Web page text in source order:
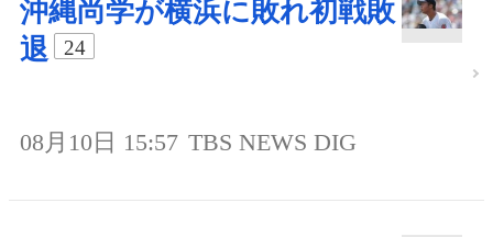
沖縄尚学が横浜に敗れ初戦敗
退
24
08月10日 15:57 TBS NEWS DIG